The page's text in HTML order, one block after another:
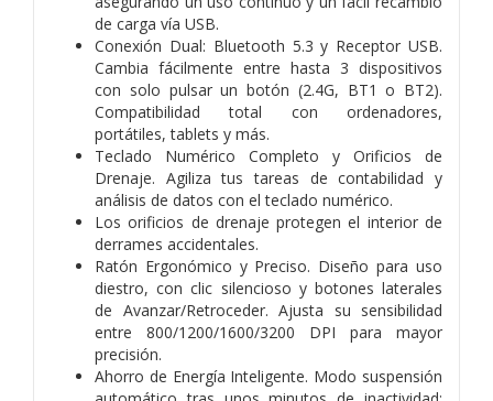
de carga vía USB.
Conexión Dual: Bluetooth 5.3 y Receptor USB.
Cambia fácilmente entre hasta 3 dispositivos
con solo pulsar un botón (2.4G, BT1o BT2).
Compatibilidad total con ordenadores,
portátiles, tablets y más.
Teclado Numérico Completo y Orificios de
Drenaje. Agiliza tus tareas de contabilidad y
análisis de datos con el teclado numérico.
Los orificios de drenaje protegen el interior de
derrames accidentales.
Ratón Ergonómico y Preciso. Diseño para uso
diestro, con clic silencioso y botones laterales
de Avanzar/Retroceder. Ajusta su sensibilidad
entre 800/1200/1600/3200 DPI para mayor
precisión.
Ahorro de Energía Inteligente. Modo suspensión